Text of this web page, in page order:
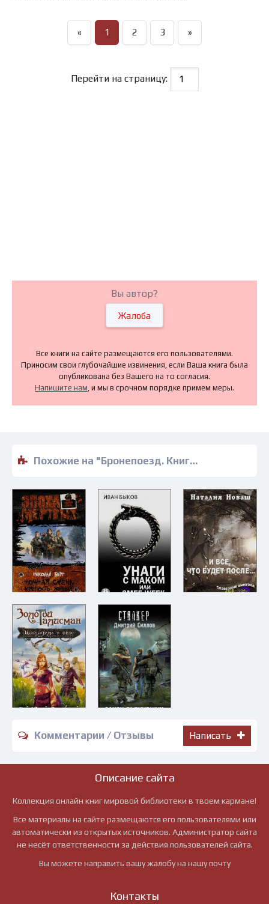
« 1 2 3 »
Перейти на страницу:
Вы автор?
Жалоба
Все книги на сайте размещаются его пользователями.
Приносим свои глубочайшие извинения, если Ваша книга была
опубликована без Вашего на то согласия.
Напишите нам, и мы в срочном порядке примем меры.
Похожие на "Бронепоезд. Книга 1. Огненный рейд - Руслан Мельников" книги читать бесплатно полные версии
Комментарии / Отзывы Написать
Описание сайта
Коллекция онлайн книг мировой библиотеки в твоем кармане!
Все материалы на сайте размещаются его пользователями или
автоматически из открытых источников. Администратор сайта
не несёт ответственности за действия пользователей сайта.
Вы можете направить вашу жалобу на нашу почту
Контакты